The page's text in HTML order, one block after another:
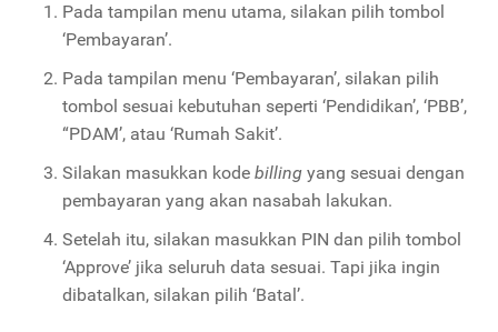
Pada tampilan menu utama, silakan pilih tombol
‘Pembayaran’.
Pada tampilan menu ‘Pembayaran’, silakan pilih
tombol sesuai kebutuhan seperti ‘Pendidikan’, ‘PBB’,
“PDAM’, atau ‘Rumah Sakit’.
Silakan masukkan kode billingyang sesuai dengan
pembayaran yang akan nasabah lakukan.
Setelah itu, silakan masukkan PIN dan pilih tombol
‘Approve’ jika seluruh data sesuai. Tapi jika ingin
dibatalkan, silakan pilih ‘Batal’.